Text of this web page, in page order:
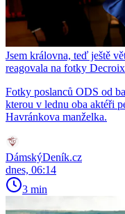
Jsem královna, teď ještě
reagovala na fotky
Fotky poslanců ODS od
kterou v lednu oba aktéři
Havránkova manželka.
DámskýDeník.cz
dnes, 06:14
3 min